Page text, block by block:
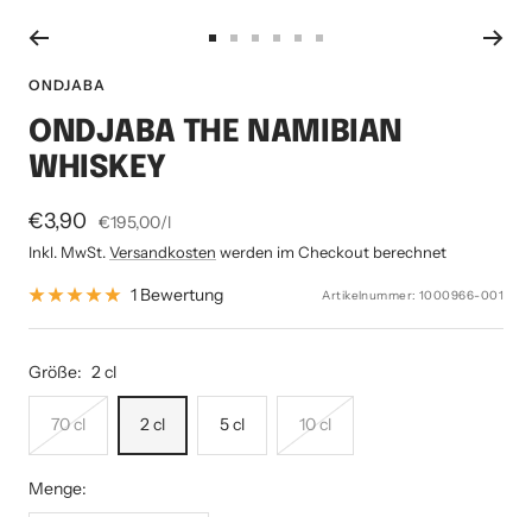
gehengehengehen
gehengehengehen
ONDJABA
ONDJABA THE NAMIBIAN
WHISKEY
Angebotspreis
€3,90 €195,00/l
Inkl. MwSt.Versandkosten werden im Checkout berechnet
1 Bewertung Artikelnummer:1000966-001
Größe: 2 cl
70 cl 2 cl 5 cl 10 cl
Menge: